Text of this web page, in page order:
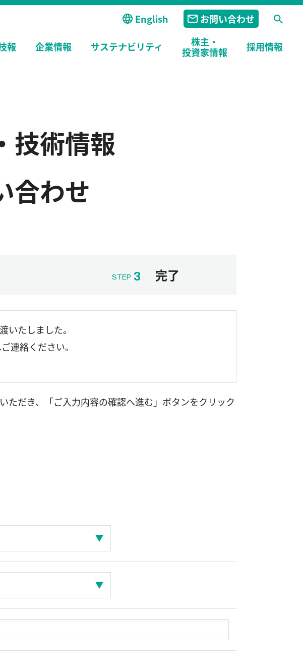
報 企業情報 サステナビリティ
株主・
投資家情報
採用情報
English お問い合わせ
技術情報
合わせ
STEP 3 完了
いたしました。
連絡ください。
だき、「ご入力内容の確認へ進む」ボタンをクリック